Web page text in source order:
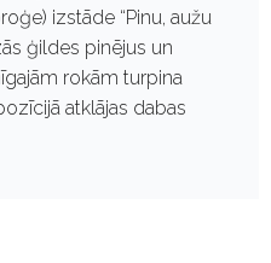
izstāde “Pinu, aužu
ģildes pinējus un
rokām turpina
atklājas dabas